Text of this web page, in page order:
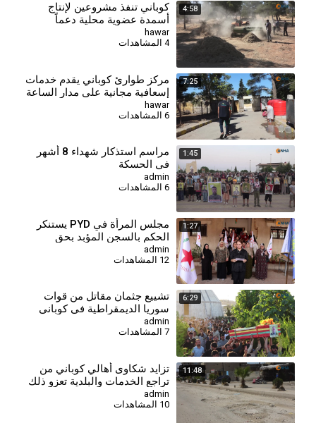
4:58
كوباني تنفذ مشروعين لإنتاج
أسمدة عضوية محلية دعماً
للزراعة
hawar
4 المشاهدات
7:25
مركز طوارئ كوباني يقدم خدمات
إسعافية مجانية على مدار الساعة
لأهالي المدينة وريفها
hawar
6 المشاهدات
1:45
⁣مراسم استذكار شهداء 8 أشهر
في الحسكة
admin
6 المشاهدات
1:27
مجلس المرأة في PYD يستنكر
الحكم بالسجن المؤبد بحق
المقاتلة جيجك كوباني
admin
12 المشاهدات
6:29
⁣تشييع جثمان مقاتل من قوات
سوريا الديمقراطية في كوباني
admin
7 المشاهدات
11:48
⁣تزايد شكاوى أهالي كوباني من
تراجع الخدمات والبلدية تعزو ذلك
لغياب الدعم
admin